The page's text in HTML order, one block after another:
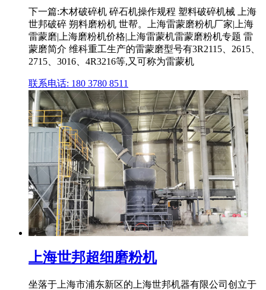
下一篇:木材破碎机 碎石机操作规程 塑料破碎机械 上海
世邦破碎 朔料磨粉机 世帮。上海雷蒙磨粉机厂家|上海
雷蒙磨|上海磨粉机价格|上海雷蒙机雷蒙磨粉机专题 雷
蒙磨简介 维科重工生产的雷蒙磨型号有3R2115、2615、
2715、3016、4R3216等,又可称为雷蒙机
联系电话: 180 3780 8511
上海世邦超细磨粉机
坐落于上海市浦东新区的上海世邦机器有限公司创立于